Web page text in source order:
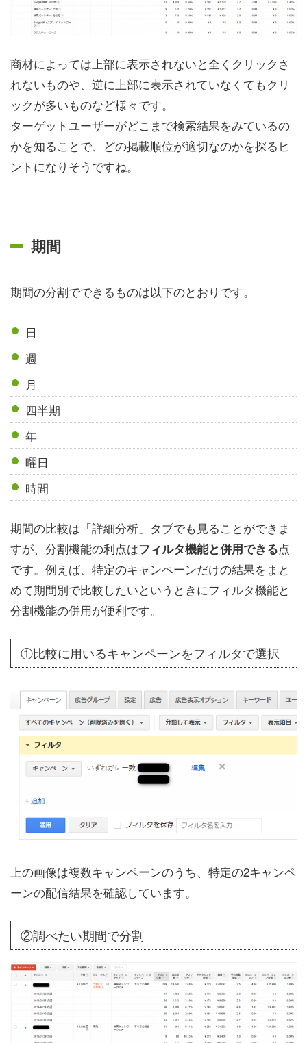
商材によっては上部に表示されないと全くクリックさ
れないものや、逆に上部に表示されていなくてもクリ
ックが多いものなど様々です。
ターゲットユーザーがどこまで検索結果をみているの
かを知ることで、どの掲載順位が適切なのかを探るヒ
ントになりそうですね。
期間
期間の分割でできるものは以下のとおりです。
日
週
月
四半期
年
曜日
時間
期間の比較は「詳細分析」タブでも見ることができま
すが、分割機能の利点はフィルタ機能と併用できる点
です。例えば、特定のキャンペーンだけの結果をまと
めて期間別で比較したいというときにフィルタ機能と
分割機能の併用が便利です。
①比較に用いるキャンペーンをフィルタで選択
上の画像は複数キャンペーンのうち、特定の2キャンペ
ーンの配信結果を確認しています。
②調べたい期間で分割